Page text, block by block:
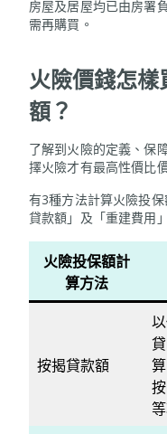
房屋及居屋均已由房署
需再購買。
火險價錢怎
額？
了解到火險的定義、保
擇火險才有最高性價比
有3種方法計算火險投
貸款額」及「重建費用
火險投保額計
算方法
按揭貸款額